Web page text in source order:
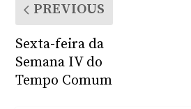
PREVIOUS
Sexta-feira da
Semana IV do
Tempo Comum